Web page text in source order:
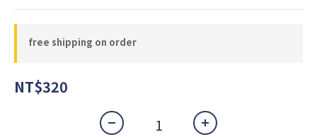
free shipping on order
NT$320